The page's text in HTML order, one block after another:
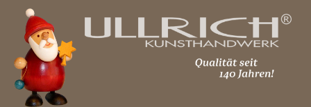
Zum Hauptinhalt springen